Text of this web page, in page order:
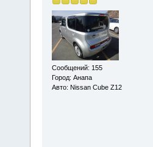
Сообщений: 155
Город: Анапа
Авто: Nissan Cube Z12